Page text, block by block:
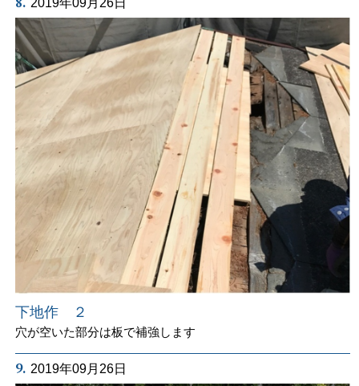
2019年09月26日
下地作 ２
穴が空いた部分は板で補強します
9. 2019年09月26日